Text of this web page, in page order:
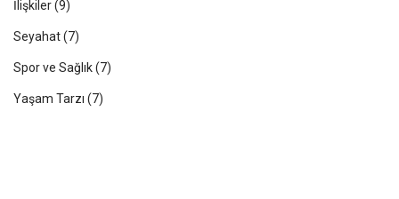
İlişkiler(9)
Seyahat(7)
Spor ve Sağlık(7)
Yaşam Tarzı (7)